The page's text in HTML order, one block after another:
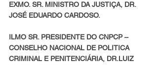
EXMO. SR. MINISTRO DA JUSTIÇA, DR.
JOSÉ EDUARDO CARDOSO.
ILMO SR. PRESIDENTE DO CNPCP –
CONSELHO NACIONAL DE POLITICA
CRIMINAL E PENITENCIÁRIA, DR.LUIZ